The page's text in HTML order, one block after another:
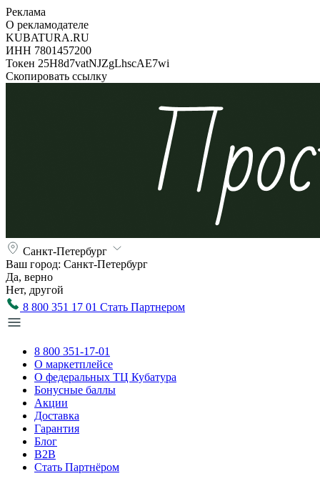
Реклама
О рекламодателе
KUBATURA.RU
ИНН 7801457200
Токен 25H8d7vatNJZgLhscAE7wi
Скопировать ссылку
Санкт-Петербург
Ваш город: Санкт-Петербург
Да, верно
Нет, другой
8 800 351 17 01 Стать Партнером
8 800 351-17-01
О маркетплейсе
О федеральных ТЦ Кубатура
Бонусные баллы
Акции
Доставка
Гарантия
Блог
B2B
Стать Партнёром